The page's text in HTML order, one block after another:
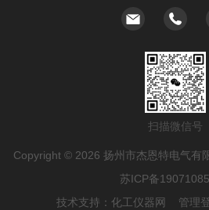
扫描微信号
Copyright © 2026 扬州市杰恩特电气有
苏ICP备
技术支持： 化工仪器网 管理